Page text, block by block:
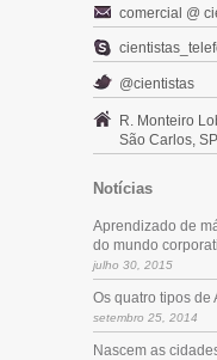
comercial @
@cientistas
R. Monteiro
São Carlos,
Notícias
Aprendizado de
do mundo
julho 30, 2015
Os quatro tipos de
setembro 25, 2014
Nascem as